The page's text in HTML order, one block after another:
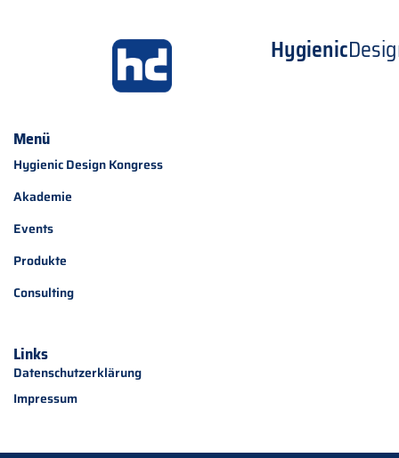
Hygienic
Menü
Hygienic Design Kongress
Akademie
Events
Produkte
Consulting
Links
Datenschutzerklärung
Impressum